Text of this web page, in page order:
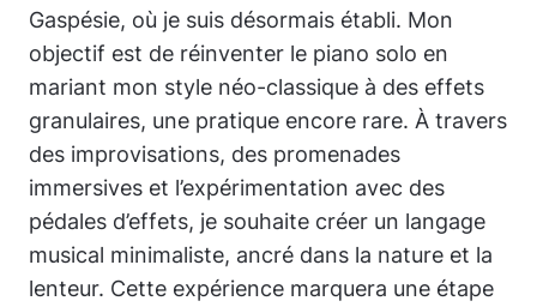
Gaspésie, où je suis désormais établi. Mon
objectif est de réinventer le piano solo en
mariant mon style néo-classique à des effets
granulaires, une pratique encore rare. À travers
des improvisations, des promenades
immersives et l’expérimentation avec des
pédales d’effets, je souhaite créer un langage
musical minimaliste, ancré dans la nature et la
lenteur. Cette expérience marquera une étape